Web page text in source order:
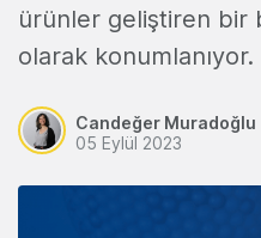
ürünler geliştiren bir
olarak konumlanıyor.
Candeğer Muradoğlu
05 Eylül 2023